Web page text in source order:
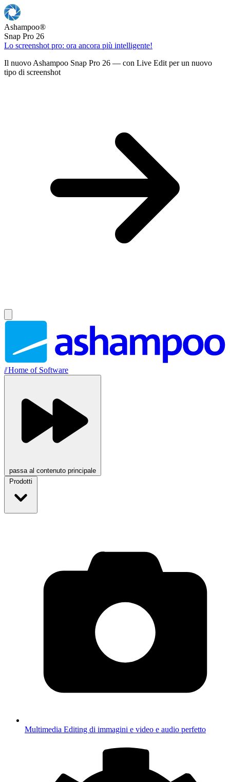
Ashampoo®
Snap Pro 26
Lo screenshot pro: ora ancora più intelligente!
Il nuovo Ashampoo Snap Pro 26 — con Live Edit per un nuovo
tipo di screenshot
//Home of Software
passa al contenuto principale
Prodotti
Multimedia Editing di immagini e video e audio perfetto